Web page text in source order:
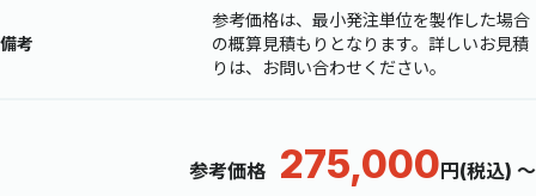
備考
参考価格は、最小発注単位を製作した場合
の概算見積もりとなります。詳しいお見積
りは、お問い合わせください。
参考価格 275,000 円(税込) ～